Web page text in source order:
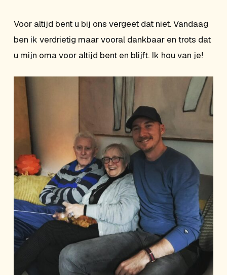
Voor altijd bent u bij ons vergeet dat niet. Vandaag
ben ik verdrietig maar vooral dankbaar en trots dat
u mijn oma voor altijd bent en blijft. Ik hou van je!